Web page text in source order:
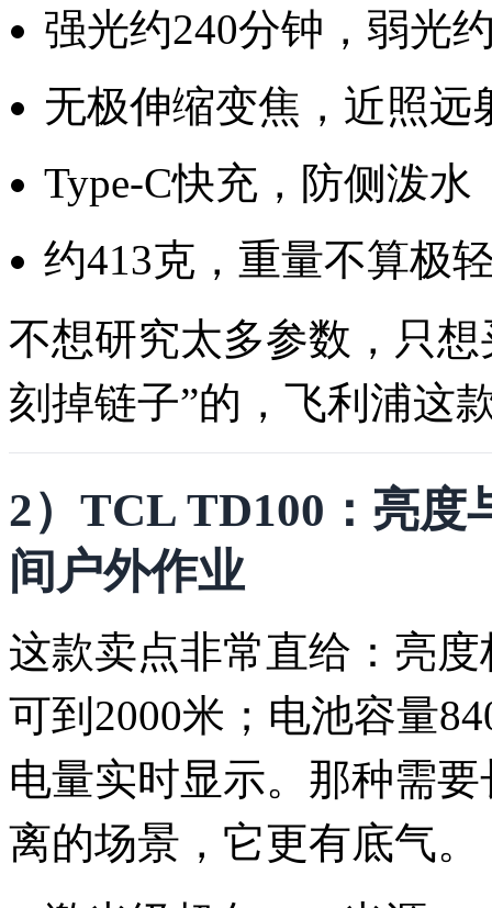
强光约240分钟，弱光
无极伸缩变焦，近照远
Type-C快充，防侧泼水
约413克，重量不算极
不想研究太多参数，只
刻掉链子”的，飞利浦这
2）TCL TD100：亮度
间户外作业
这款卖点非常直给：亮
可到2000米；电池容量
电量实时显示。那种需
离的场景，它更有底气。